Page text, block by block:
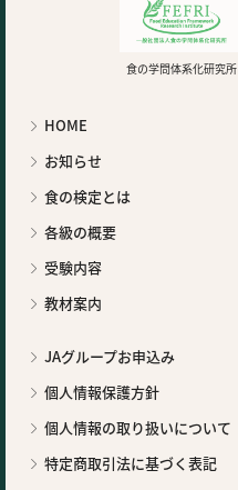
食の学問体系化研究所
HOME
お知らせ
食の検定とは
各級の概要
受験内容
教材案内
JAグループお申込み
個人情報保護方針
個人情報の取り扱いについて
特定商取引法に基づく表記